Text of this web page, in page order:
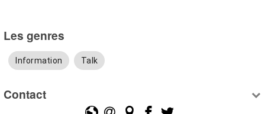
Les genres
Information Talk
Contact